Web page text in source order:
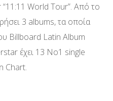
World Tour”. Από το
3 albums, τα οποία
Billboard Latin Album
έχει 13 Νο1 single
Chart.